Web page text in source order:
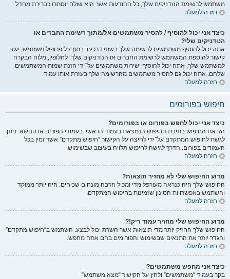
משתמש לרשימת הנודניקים שלך, כל ההודעות אשר הוא שולח יוסתרו כברירת מחדל.
חזרה למעלה
כיצד אני יכול להוסיף / להסיר משתמשים אל/מתוך רשימת החברים או
הנודניקים שלי?
אתה יכול להוסיף משתמשים לרשימה שלך בשתי דרכים. בתוך כל פרופיל משתמש, ישנו
קישור להוספת המשתמש לרשימת החברים או הנודניקים שלך. לחלופין, מלוח הבקרה
למשתמש שלך, אתה יכול להוסיף ישירות משתמשים על־ידי הזנת שמות המשתמשים
שלהם. אתה יכול גם להסיר משתמשים מהרשימה שלך בעזרת אותו עמוד.
חזרה למעלה
חיפוש בפורומים
כיצד אני יכול לחפש בפורום או בפורומים?
הזן את החיפוש בתיבת החיפוש הנמצאת בעמוד הראשי, בעמודי הפורום או הנושא. ניתן
לגשת לחיפוש המתקדם על־ידי לחיצה על הקישור “חיפוש מתקדם” אשר זמין בכל
העמודים בפורום. הדרך לגישה לחיפוש תלויה בעיצוב שבשימוש.
חזרה למעלה
מדוע החיפוש שלי לא מחזיר תוצאות?
החיפוש שלך היה כנראה מעורפל מדי ומכיל הרבה מונחים שכיחים. היה יותר ממוקד
והשתמש באפשרויות הסינון שזמינות בחיפוש המתקדם.
חזרה למעלה
מדוע החיפוש שלי מחזיר עמוד ריק!?
החיפוש שלך החזיק יותר מדי תוצאות אשר השרת יכול לבצע. השתמש ב“חיפוש מתקדם”
והגדר יותר את התנאים שבשימוש והפורומים בהם אתה מחפש.
חזרה למעלה
כיצד אני מחפש משתמשים?
בקר בעמוד “משתמשים” ולחץ על הקישור “מצא משתמש”